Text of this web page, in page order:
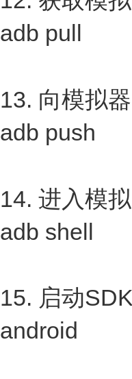
adb pull
13. 向模拟
adb push
14. 进入模
adb shell
15. 启动
android